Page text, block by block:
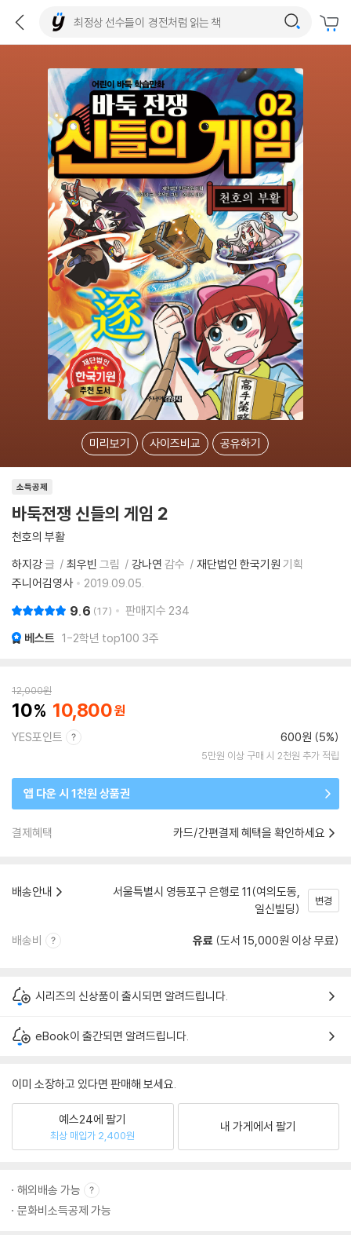
미리보기 사이즈비교 공유하기
소득공제
바둑전쟁 신들의 게임 2
천호의 부활
하지강글 최우빈 그림 강나연 감수 재단법인 한국기원 기획
주니어김영사
2019.09.05.
9.6 17 판매지수 234
베스트 1-2학년 top100 3주
12,000원
10 10,800
YES포인트 600원 (5%)
5만원 이상 구매 시 2천원 추가 적립
앱 다운 시 1천원 상품권
결제혜택 카드/간편결제 혜택을 확인하세요
배송안내
서울특별시 영등포구 은행로 11(여의도동,
일신빌딩)
변경
배송비 유료 (도서 15,000원 이상 무료)
시리즈의 신상품이 출시되면 알려드립니다.
eBook이 출간되면 알려드립니다.
이미 소장하고 있다면 판매해 보세요.
예스24에 팔기
최상 매입가 2,400원
내 가게에서 팔기
해외배송 가능
문화비소득공제 가능